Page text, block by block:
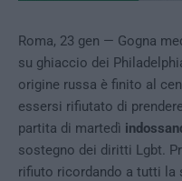
Roma, 23 gen — Gogna
su ghiaccio dei
origine russa è finito al
essersi rifiutato di
partita di martedì
sostegno dei diritti Lgbt.
rifiuto ricordando a tutti la